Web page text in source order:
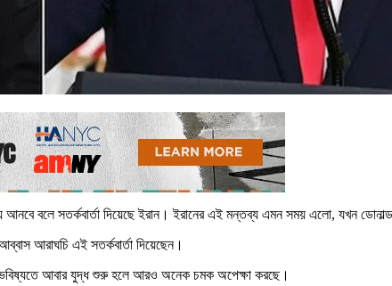
বলে সতর্কবার্তা দিয়েছে ইরান। ইরানের এই মন্তব্য এমন সময় এলো, যখন
আরাঘচি এই সতর্কবার্তা দিয়েছেন।
ভবিষ্যতে আবার যুদ্ধ শুরু হলে আরও অনেক চমক অপেক্ষা করছে।